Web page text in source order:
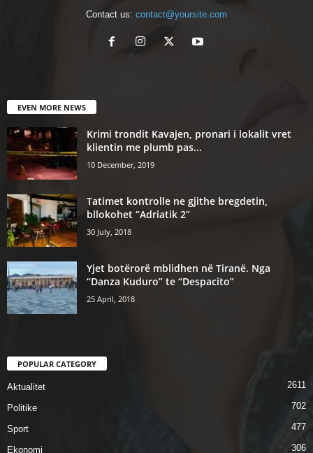
Contact us: contact@yoursite.com
EVEN MORE NEWS
Krimi trondit Kavajen, pronari i lokalit vret
klientin me plumb pas...
10 December, 2019
Tatimet kontrolle ne gjithe bregdetin,
bllokohet “Adriatik 2”
30 July, 2018
Yjet botërorë mblidhen në Tiranë. Nga
“Danza Kuduro” te “Despacito”
25 April, 2018
POPULAR CATEGORY
Aktualitet 2611
Politike 702
Sport 477
Ekonomi 306